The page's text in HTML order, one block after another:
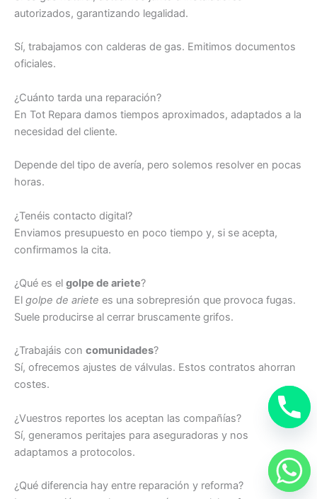
autorizados, garantizando legalidad.
Sí, trabajamos con calderas de gas. Emitimos documentos
oficiales.
¿Cuánto tarda una reparación?
En Tot Repara damos tiempos aproximados, adaptados a la
necesidad del cliente.
Depende del tipo de avería, pero solemos resolver en pocas
horas.
¿Tenéis contacto digital?
Enviamos presupuesto en poco tiempo y, si se acepta,
confirmamos la cita.
¿Qué es el golpe de ariete?
El golpe de ariete es una sobrepresión que provoca fugas.
Suele producirse al cerrar bruscamente grifos.
¿Trabajáis con comunidades?
Sí, ofrecemos ajustes de válvulas. Estos contratos ahorran
costes.
¿Vuestros reportes los aceptan las compañías?
Sí, generamos peritajes para aseguradoras y nos
adaptamos a protocolos.
¿Qué diferencia hay entre reparación y reforma?